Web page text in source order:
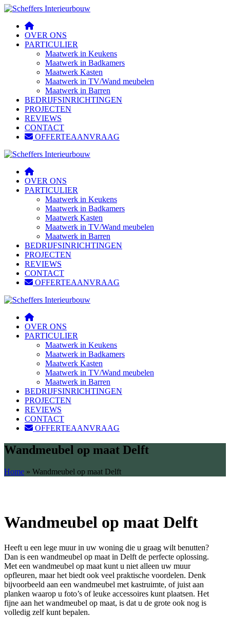
OVER ONS
PARTICULIER
Maatwerk in Keukens
Maatwerk in Badkamers
Maatwerk Kasten
Maatwerk in TV/Wand meubelen
Maatwerk in Barren
BEDRIJFSINRICHTINGEN
PROJECTEN
REVIEWS
CONTACT
OFFERTEAANVRAAG
OVER ONS
PARTICULIER
Maatwerk in Keukens
Maatwerk in Badkamers
Maatwerk Kasten
Maatwerk in TV/Wand meubelen
Maatwerk in Barren
BEDRIJFSINRICHTINGEN
PROJECTEN
REVIEWS
CONTACT
OFFERTEAANVRAAG
OVER ONS
PARTICULIER
Maatwerk in Keukens
Maatwerk in Badkamers
Maatwerk Kasten
Maatwerk in TV/Wand meubelen
Maatwerk in Barren
BEDRIJFSINRICHTINGEN
PROJECTEN
REVIEWS
CONTACT
OFFERTEAANVRAAG
Wandmeubel op maat Delft
Home » Wandmeubel op maat Delft
Wandmeubel op maat Delft
Heeft u een lege muur in uw woning die u graag wilt benutten?
Dan is een wandmeubel op maat in Delft de perfecte oplossing.
Met een wandmeubel op maat kunt u niet alleen uw muur
opfleuren, maar het biedt ook veel praktische voordelen. Denk
bijvoorbeeld aan een wandmeubel met kastruimte, of juist aan
planken waarop u foto’s of leuke accessoires kunt plaatsen. Het
fijne aan het wandmeubel op maat, is dat u de grote ook nog is
volledig zelf kunt bepalen.